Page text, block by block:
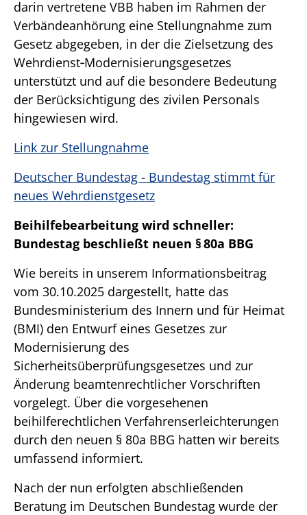
darin vertretene VBB haben im Rahmen der
Verbändeanhörung eine Stellungnahme zum
Gesetz abgegeben, in der die Zielsetzung des
Wehrdienst‑Modernisierungsgesetzes
unterstützt und auf die besondere Bedeutung
der Berücksichtigung des zivilen Personals
hingewiesen wird.
Link zur Stellungnahme
Deutscher Bundestag - Bundestag stimmt für
neues Wehrdienstgesetz
Beihilfebearbeitung wird schneller:
Bundestag beschließt neuen § 80a BBG
Wie bereits in unserem Informationsbeitrag
vom 30.10.2025 dargestellt, hatte das
Bundesministerium des Innern und für Heimat
(BMI) den Entwurf eines Gesetzes zur
Modernisierung des
Sicherheitsüberprüfungsgesetzes und zur
Änderung beamtenrechtlicher Vorschriften
vorgelegt. Über die vorgesehenen
beihilferechtlichen Verfahrenserleichterungen
durch den neuen § 80a BBG hatten wir bereits
umfassend informiert.
Nach der nun erfolgten abschließenden
Beratung im Deutschen Bundestag wurde der